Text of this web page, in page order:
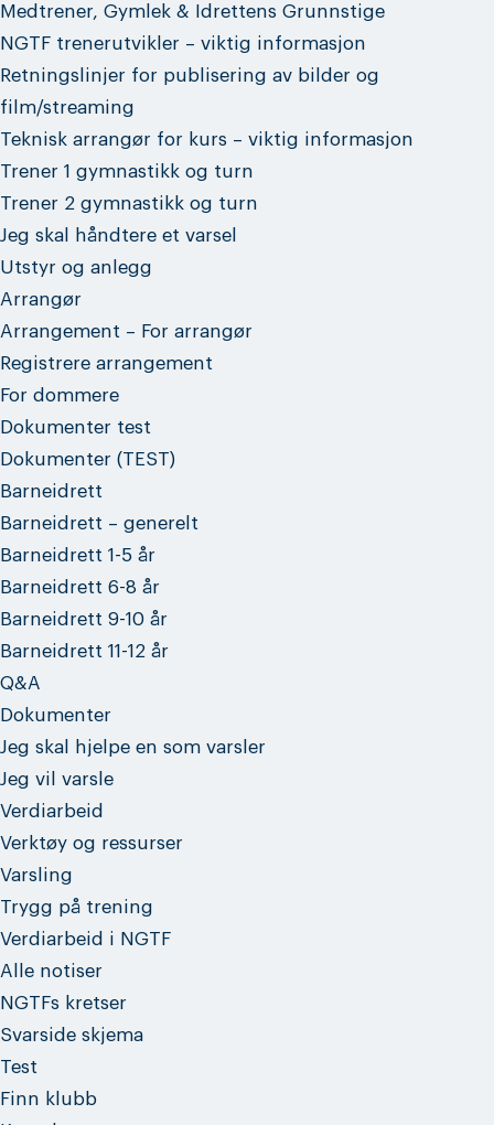
Medtrener, Gymlek & Idrettens Grunnstige
NGTF trenerutvikler – viktig informasjon
Retningslinjer for publisering av bilder og
film/streaming
Teknisk arrangør for kurs – viktig informasjon
Trener 1 gymnastikk og turn
Trener 2 gymnastikk og turn
Jeg skal håndtere et varsel
Utstyr og anlegg
Arrangør
Arrangement – For arrangør
Registrere arrangement
For dommere
Dokumenter test
Dokumenter (TEST)
Barneidrett
Barneidrett – generelt
Barneidrett 1-5 år
Barneidrett 6-8 år
Barneidrett 9-10 år
Barneidrett 11-12 år
Q&A
Dokumenter
Jeg skal hjelpe en som varsler
Jeg vil varsle
Verdiarbeid
Verktøy og ressurser
Varsling
Trygg på trening
Verdiarbeid i NGTF
Alle notiser
NGTFs kretser
Svarside skjema
Test
Finn klubb